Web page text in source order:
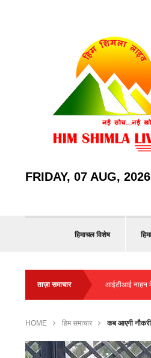
FRIDAY, 07 AUG, 2026
हिमाचल विशेष
ताज़ा समाचार
प्लेसमेंट आयोजित • आईटीआई नाहन में
HOME हिम समाचार कब आएगी